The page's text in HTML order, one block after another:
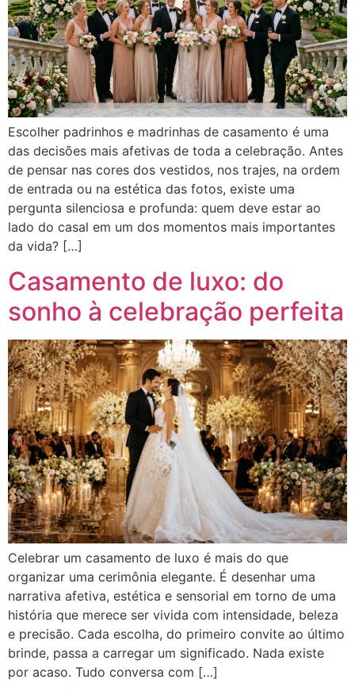
Escolher padrinhos e madrinhas de casamento é uma
das decisões mais afetivas de toda a celebração. Antes
de pensar nas cores dos vestidos, nos trajes, na ordem
de entrada ou na estética das fotos, existe uma
pergunta silenciosa e profunda: quem deve estar ao
lado do casal em um dos momentos mais importantes
da vida? […]
Casamento de luxo: do
sonho à celebração perfeita
Celebrar um casamento de luxo é mais do que
organizar uma cerimônia elegante. É desenhar uma
narrativa afetiva, estética e sensorial em torno de uma
história que merece ser vivida com intensidade, beleza
e precisão. Cada escolha, do primeiro convite ao último
brinde, passa a carregar um significado. Nada existe
por acaso. Tudo conversa com […]